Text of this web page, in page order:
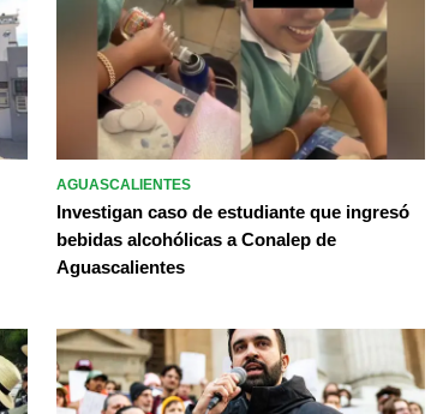
AGUASCALIENTES
Investigan caso de estudiante que ingresó
bebidas alcohólicas a Conalep de
Aguascalientes